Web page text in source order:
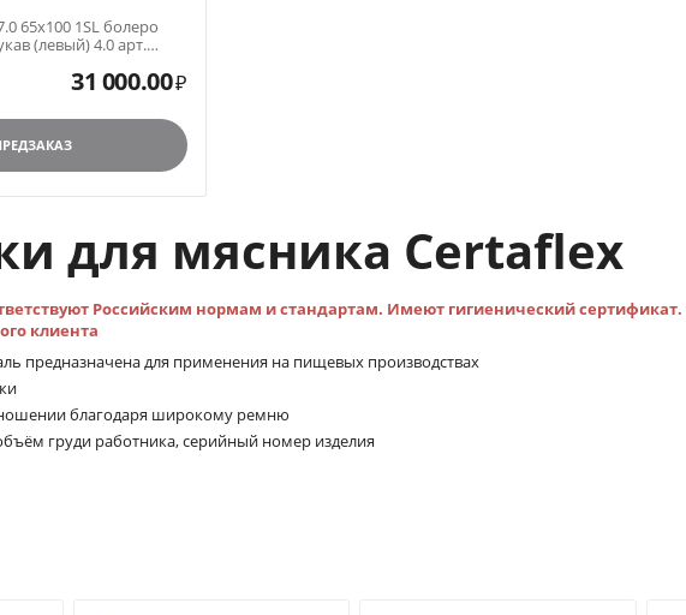
65x100 1SL болеро
(левый) 4.0 арт.
31 000.00₽
для мясника Certaflex
Российским нормам и стандартам. Имеют гигиенический сертификат.
клиента
предназначена для применения на пищевых производствах
благодаря широкому ремню
груди работника, серийный номер изделия